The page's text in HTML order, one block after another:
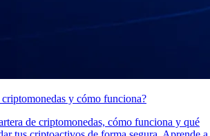
criptomonedas y cómo funciona?
de criptomonedas, cómo funciona y qué